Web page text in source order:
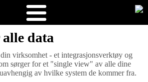
data
virksomhet - et integrasjonsverktøy og
sørger for et "single view" av alle dine
av hvilke system de kommer fra.